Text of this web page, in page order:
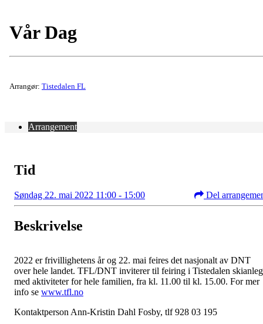
Vår Dag
Arrangør: Tistedalen FL
Arrangement
Tid
Søndag 22. mai 2022 11:00 - 15:00 Del
Beskrivelse
2022 er frivillighetens år og 22. mai feires det nasjonalt av DNT
over hele landet. TFL/DNT inviterer til feiring i Tistedalen
med aktiviteter for hele familien, fra kl. 11.00 til kl. 15.00. For mer
info se www.tfl.no
Kontaktperson Ann-Kristin Dahl Fosby, tlf 928 03 195